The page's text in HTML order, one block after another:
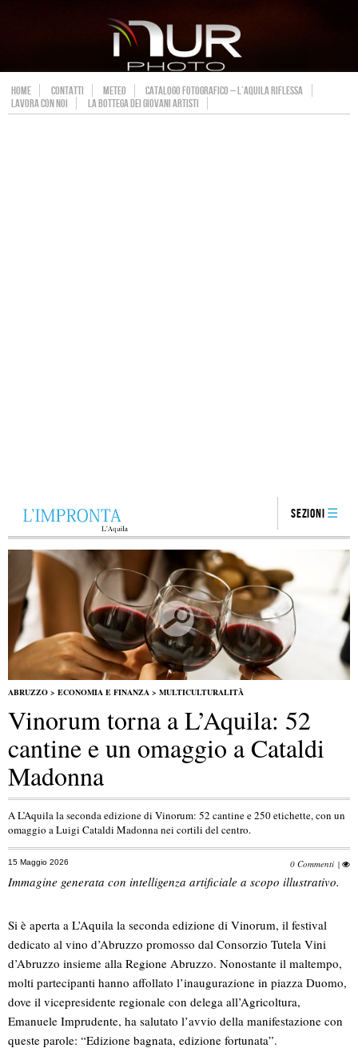
HOME CONTATTI METEO
CATALOGO FOTOGRAFICO – L’AQUILA RIFLESSA
LAVORA CON NOI
LA BOTTEGA DEI GIOVANI ARTISTI
Sezioni
ABRUZZO > ECONOMIA E FINANZA > MULTICULTURALITÀ
Vinorum torna a L’Aquila: 52
cantine e un omaggio a Cataldi
Madonna
A L’Aquila la seconda edizione di Vinorum: 52 cantine e 250 etichette, con un
omaggio a Luigi Cataldi Madonna nei cortili del centro.
15 Maggio 2026 0 Commenti |
Immagine generata con intelligenza artificiale a scopo illustrativo.
Si è aperta a L’Aquila la seconda edizione di Vinorum, il festival
dedicato al vino d’Abruzzo promosso dal Consorzio Tutela Vini
d’Abruzzo insieme alla Regione Abruzzo. Nonostante il maltempo,
molti partecipanti hanno affollato l’inaugurazione in piazza Duomo,
dove il vicepresidente regionale con delega all’Agricoltura,
Emanuele Imprudente, ha salutato l’avvio della manifestazione con
queste parole: “Edizione bagnata, edizione fortunata”.